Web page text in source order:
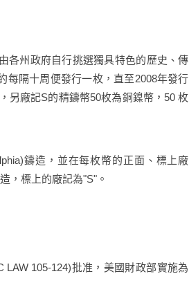
各州政府自行挑選獨具特色的歷史、傳
每隔十周便發行一枚，直至2008年發行
另廠記S的精鑄幣50枚為銅鎳幣，50 枚
鑄造，並在每枚幣的正面、標上廠
，標上的廠記為"S"。
105-124)批准，美國財政部實施為